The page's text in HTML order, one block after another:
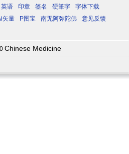
英语 印章 签名 硬筆字
字体下载
矢量 P图宝 南无阿弥陀佛
意见反馈
Chinese Medicine